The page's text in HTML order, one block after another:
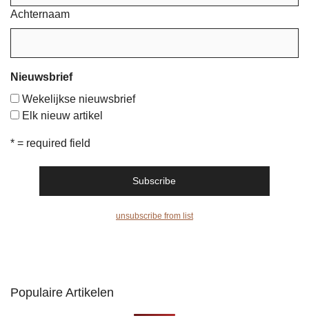
Achternaam
Nieuwsbrief
Wekelijkse nieuwsbrief
Elk nieuw artikel
* = required field
unsubscribe from list
Populaire Artikelen